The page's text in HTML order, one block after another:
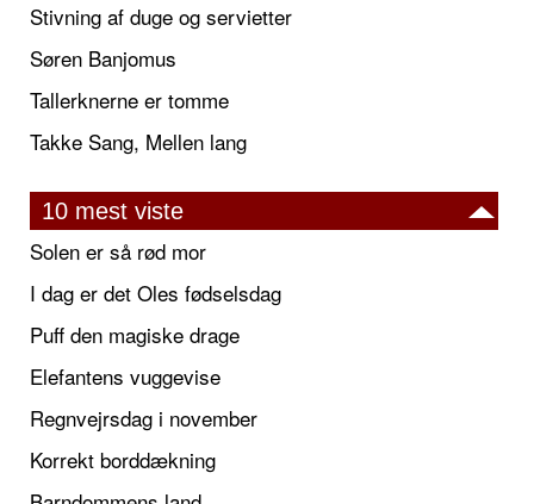
Stivning af duge og servietter
Søren Banjomus
Tallerknerne er tomme
Takke Sang, Mellen lang
10 mest viste
Solen er så rød mor
I dag er det Oles fødselsdag
Puff den magiske drage
Elefantens vuggevise
Regnvejrsdag i november
Korrekt borddækning